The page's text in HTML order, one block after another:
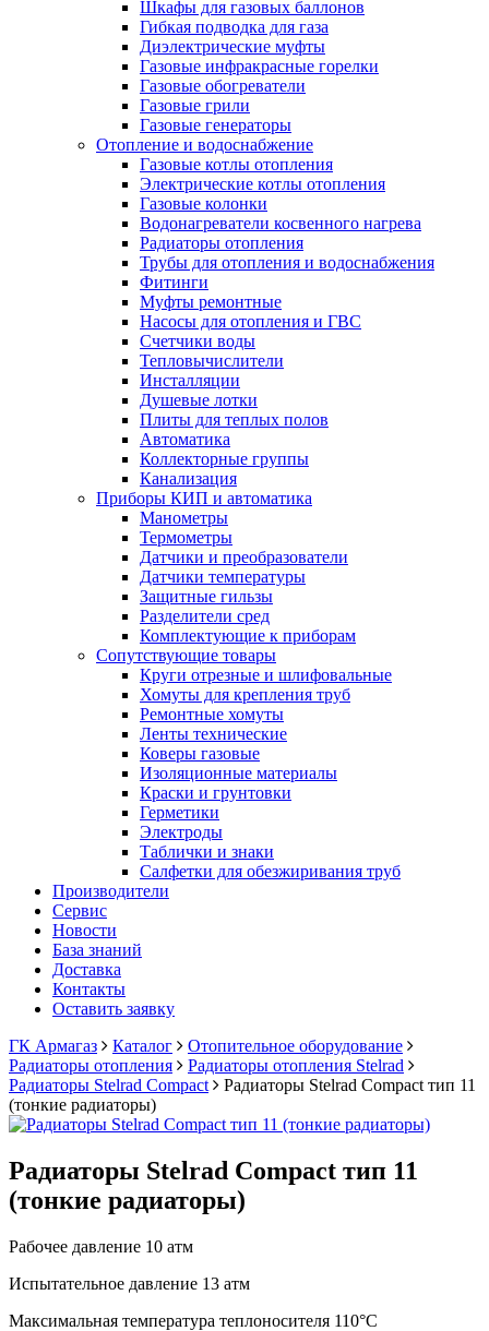
Шкафы для газовых баллонов
Гибкая подводка для газа
Диэлектрические муфты
Газовые инфракрасные горелки
Газовые обогреватели
Газовые грили
Газовые генераторы
Отопление и водоснабжение
Газовые котлы отопления
Электрические котлы отопления
Газовые колонки
Водонагреватели косвенного нагрева
Радиаторы отопления
Трубы для отопления и водоснабжения
Фитинги
Муфты ремонтные
Насосы для отопления и ГВС
Счетчики воды
Тепловычислители
Инсталляции
Душевые лотки
Плиты для теплых полов
Автоматика
Коллекторные группы
Канализация
Приборы КИП и автоматика
Манометры
Термометры
Датчики и преобразователи
Датчики температуры
Защитные гильзы
Разделители сред
Комплектующие к приборам
Сопутствующие товары
Круги отрезные и шлифовальные
Хомуты для крепления труб
Ремонтные хомуты
Ленты технические
Коверы газовые
Изоляционные материалы
Краски и грунтовки
Герметики
Электроды
Таблички и знаки
Салфетки для обезжиривания труб
Производители
Сервис
Новости
База знаний
Доставка
Контакты
Оставить заявку
ГК Армагаз
Каталог
Отопительное оборудование
Радиаторы отопления
Радиаторы отопления Stelrad
Радиаторы Stelrad Compact
Радиаторы Stelrad Compact тип 11
(тонкие радиаторы)
Радиаторы Stelrad Compact тип 11
(тонкие радиаторы)
Рабочее давление 10 атм
Испытательное давление 13 атм
Максимальная температура теплоносителя 110°С